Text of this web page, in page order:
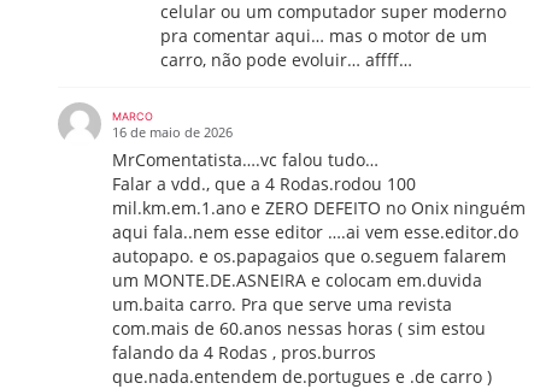
celular ou um computador super moderno
pra comentar aqui… mas o motor de um
carro, não pode evoluir… affff…
MARCO
16 de maio de 2026
MrComentatista….vc falou tudo…
Falar a vdd., que a 4 Rodas.rodou 100
mil.km.em.1.ano e ZERO DEFEITO no Onix ninguém
aqui fala..nem esse editor ….ai vem esse.editor.do
autopapo. e os.papagaios que o.seguem falarem
um MONTE.DE.ASNEIRA e colocam em.duvida
um.baita carro. Pra que serve uma revista
com.mais de 60.anos nessas horas ( sim estou
falando da 4 Rodas , pros.burros
que.nada.entendem de.portugues e .de carro )